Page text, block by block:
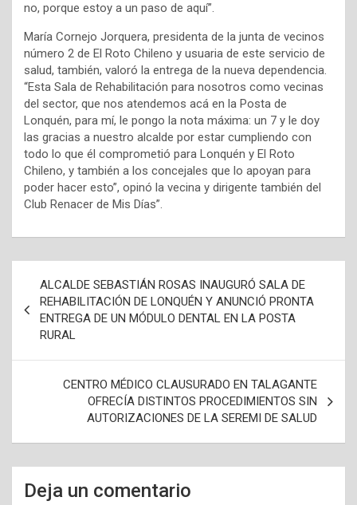
no, porque estoy a un paso de aquí”.
María Cornejo Jorquera, presidenta de la junta de vecinos
número 2 de El Roto Chileno y usuaria de este servicio de
salud, también, valoró la entrega de la nueva dependencia.
“Esta Sala de Rehabilitación para nosotros como vecinas
del sector, que nos atendemos acá en la Posta de
Lonquén, para mí, le pongo la nota máxima: un 7 y le doy
las gracias a nuestro alcalde por estar cumpliendo con
todo lo que él comprometió para Lonquén y El Roto
Chileno, y también a los concejales que lo apoyan para
poder hacer esto”, opinó la vecina y dirigente también del
Club Renacer de Mis Días”.
ALCALDE SEBASTIÁN ROSAS INAUGURÓ SALA DE
REHABILITACIÓN DE LONQUÉN Y ANUNCIÓ PRONTA
ENTREGA DE UN MÓDULO DENTAL EN LA POSTA
RURAL
CENTRO MÉDICO CLAUSURADO EN TALAGANTE
OFRECÍA DISTINTOS PROCEDIMIENTOS SIN
AUTORIZACIONES DE LA SEREMI DE SALUD
Deja un comentario